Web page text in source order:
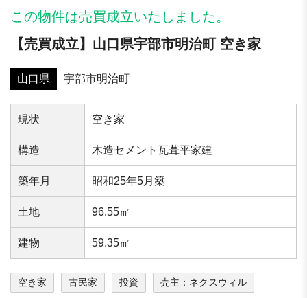
この物件は売買成立いたしました。
【売買成立】⼭⼝県宇部市明治町 空き家
山口県 宇部市明治町
現状 空き家
構造 ⽊造セメント⽡葺平家建
築年⽉ 昭和25年5⽉築
⼟地 96.55㎡
建物 59.35㎡
空き家 古民家 投資 売主：ネクスウィル